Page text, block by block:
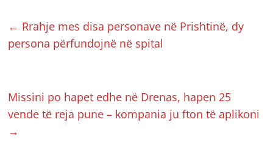
← Rrahje mes disa personave në Prishtinë, dy
persona përfundojnë në spital
Missini po hapet edhe në Drenas, hapen 25
vende të reja pune – kompania ju fton të aplikoni
→